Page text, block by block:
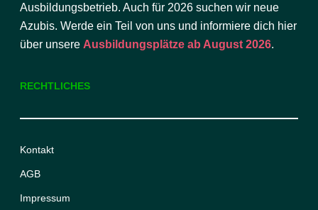
Ausbildungsbetrieb. Auch für 2026 suchen wir neue
Azubis. Werde ein Teil von uns und informiere dich hier
über unsere Ausbildungsplätze ab August 2026.
RECHTLICHES
Kontakt
AGB
Impressum